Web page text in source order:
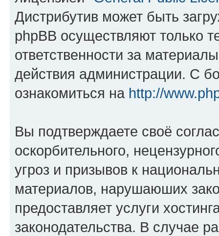
Дистрибутив может быть
phpBB осуществляют только
ответственности за
действия администрации. С
ознакомиться на http://
Вы подтверждаете своё
оскорбительного,
угроз и призывов к
материалов, нарушаюших
предоставляет услуги
законодательства. В случае